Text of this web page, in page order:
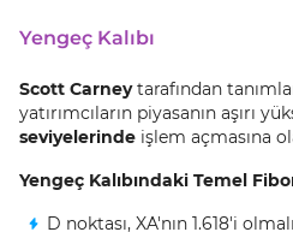
Yengeç Kalıbı
Scott Carneytarafından
yatırımcıların piyasanın aşırı
seviyelerinde işlem açmasına
Yengeç Kalıbındaki Temel
D noktası, XA'nın 1.618'i